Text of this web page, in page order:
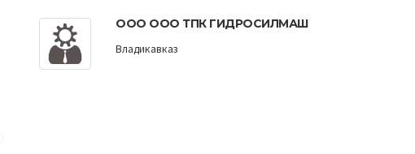
ООО ООО ТПК ГИДРОСИЛМАШ
Владикавказ